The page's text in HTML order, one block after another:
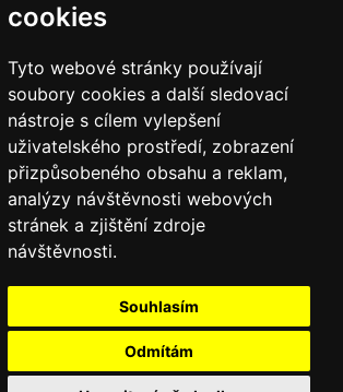
cookies
Tyto webové stránky používají
soubory cookies a další sledovací
nástroje s cílem vylepšení
uživatelského prostředí, zobrazení
přizpůsobeného obsahu a reklam,
analýzy návštěvnosti webových
stránek a zjištění zdroje
návštěvnosti.
Souhlasím
Odmítám
připomínky a dotazy nezůstanou bez odezvy.
HOME
INFORMACE O WEBU